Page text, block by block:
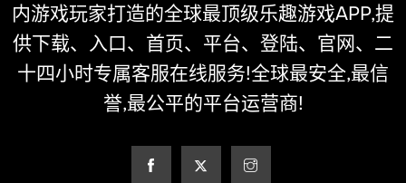
内游戏玩家打造的全球最顶级乐趣游戏APP,提
供下载、入口、首页、平台、登陆、官网、二
十四小时专属客服在线服务!全球最安全,最信
誉,最公平的平台运营商!